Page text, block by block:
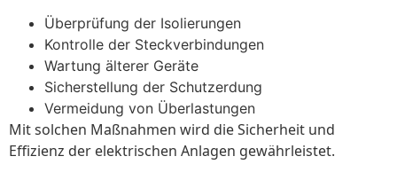
Überprüfung der Isolierungen
Kontrolle der Steckverbindungen
Wartung älterer Geräte
Sicherstellung der Schutzerdung
Vermeidung von Überlastungen
Mit solchen Maßnahmen wird die Sicherheit und
Effizienz der elektrischen Anlagen gewährleistet.